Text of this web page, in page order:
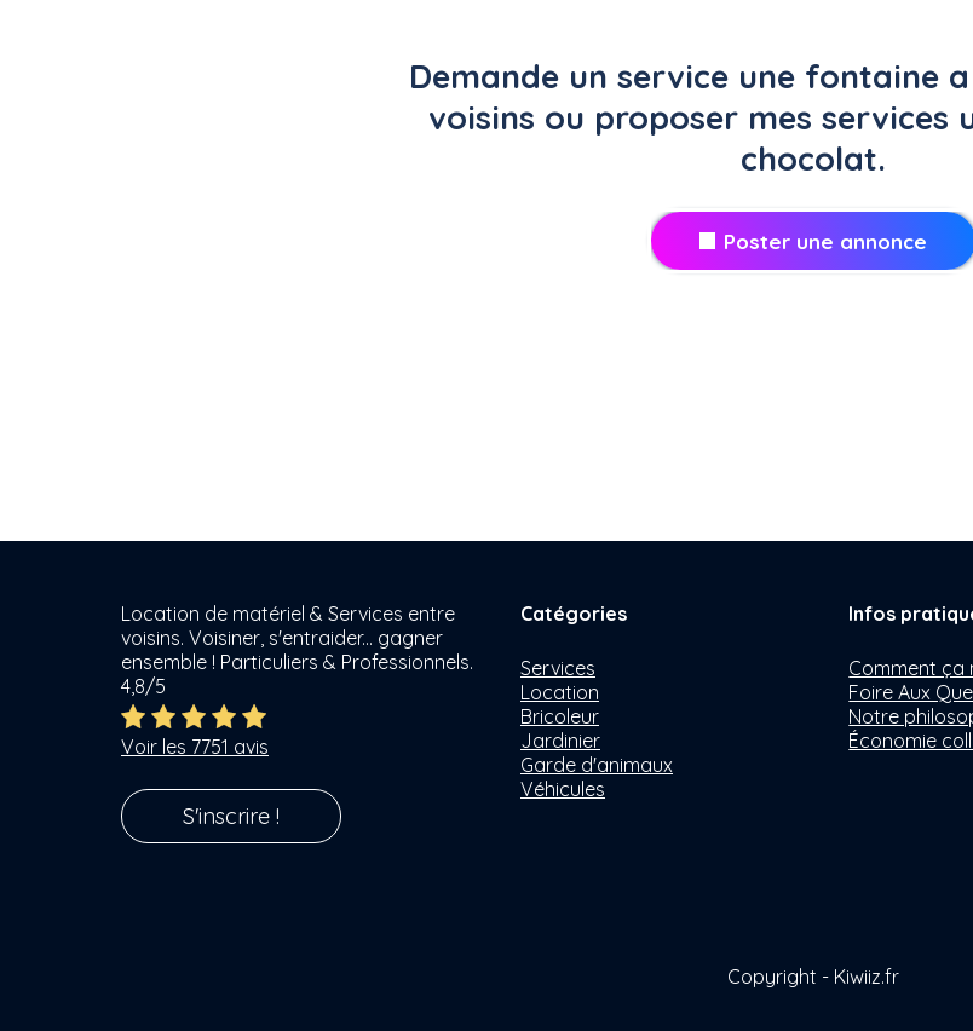
Demande un service une fontaine
voisins ou proposer mes services
chocolat.
Poster une annonce
Location de matériel & Services entre
voisins. Voisiner, s'entraider... gagner
ensemble ! Particuliers & Professionnels.
4,8/5
Voir les 7751 avis
S'inscrire !
Catégories
Services
Location
Bricoleur
Jardinier
Garde d'animaux
Véhicules
Infos
Comment ça
Foire Aux
Notre
Économie
Copyright - Kiwiiz.fr